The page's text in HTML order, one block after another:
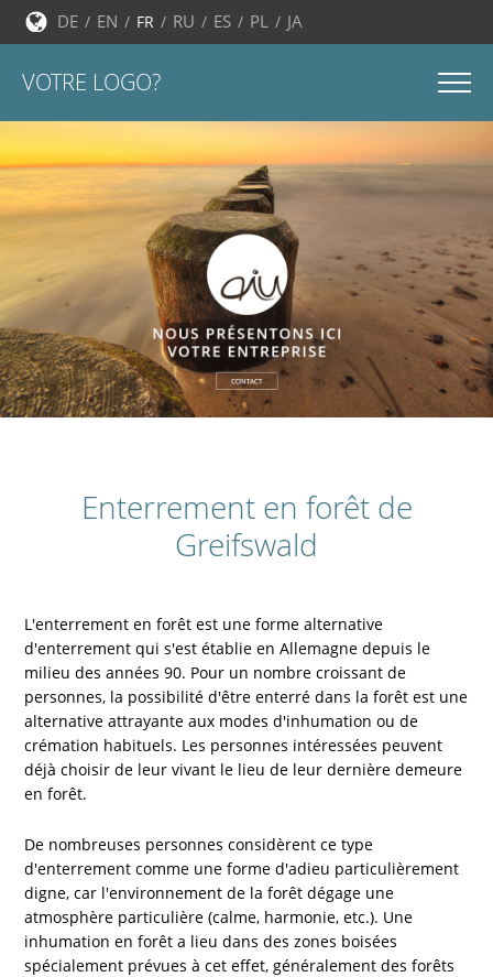
DE EN FR RU ES PL JA
VOTRE LOGO?
Enterrement en forêt de
Greifswald
L'enterrement en forêt est une forme alternative
d'enterrement qui s'est établie en Allemagne depuis le
milieu des années 90. Pour un nombre croissant de
personnes, la possibilité d'être enterré dans la forêt est une
alternative attrayante aux modes d'inhumation ou de
crémation habituels. Les personnes intéressées peuvent
déjà choisir de leur vivant le lieu de leur dernière demeure
en forêt.
De nombreuses personnes considèrent ce type
d'enterrement comme une forme d'adieu particulièrement
digne, car l'environnement de la forêt dégage une
atmosphère particulière (calme, harmonie, etc.). Une
inhumation en forêt a lieu dans des zones boisées
spécialement prévues à cet effet, généralement des forêts